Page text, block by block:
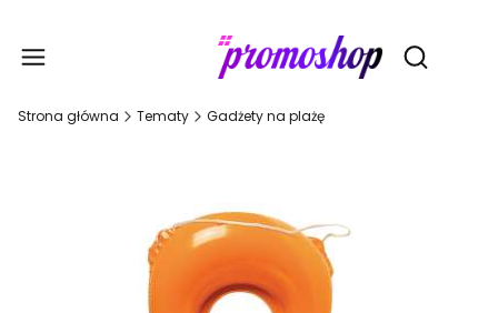
Otwórz
Strona główna Tematy Gadżety na plażę